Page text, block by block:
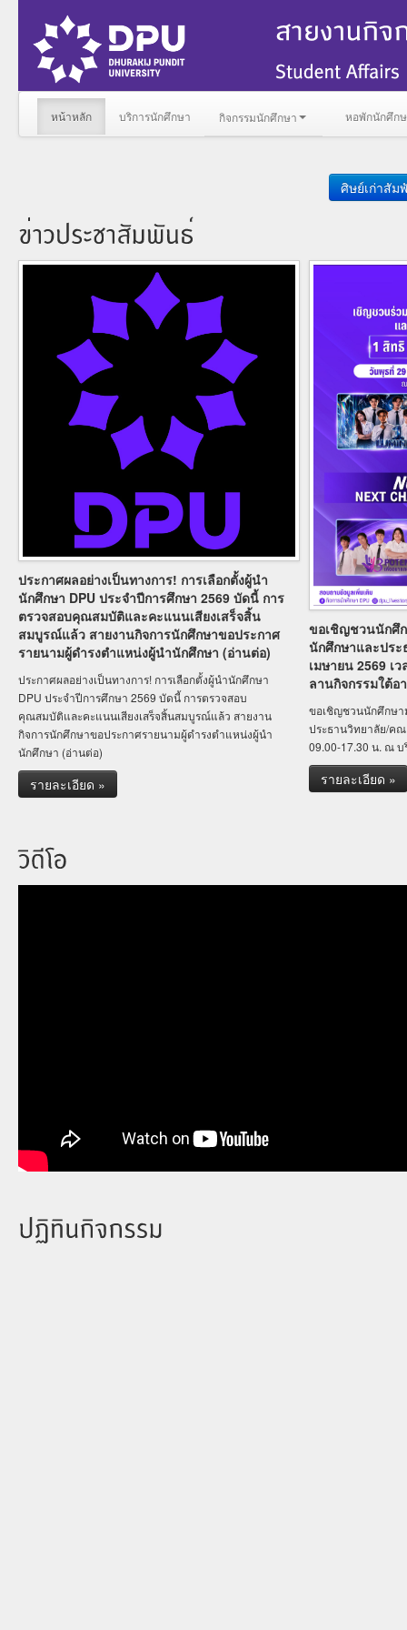
หน้าหลัก บริการนักศึกษา กิจกรรมนักศึกษา หอพักนักศึก
ศิษย์เก่าสัม
ประกาศผลอย่างเป็นทางการ! การเลือกตั้งผู้นำ
นักศึกษา DPU ประจำปีการศึกษา 2569 บัดนี้ การ
ตรวจสอบคุณสมบัติและคะแนนเสียงเสร็จสิ้น
สมบูรณ์แล้ว สายงานกิจการนักศึกษาขอประกาศ
รายนามผู้ดำรงตำแหน่งผู้นำนักศึกษา (อ่านต่อ)
ประกาศผลอย่างเป็นทางการ! การเลือกตั้งผู้นำนักศึกษา
DPU ประจำปีการศึกษา 2569 บัดนี้ การตรวจสอบ
คุณสมบัติและคะแนนเสียงเสร็จสิ้นสมบูรณ์แล้ว สายงาน
กิจการนักศึกษาขอประกาศรายนามผู้ดำรงตำแหน่งผู้นำ
นักศึกษา (อ่านต่อ)
รายละเอียด »
ขอเชิญชวนนักศึ
นักศึกษาและปร
เมษายน 2569 เ
ลานกิจกรรมใต้อ
ขอเชิญชวนนักศึกษา
ประธานวิทยาลัย/คณ
09.00-17.30 น. ณ
รายละเอียด »